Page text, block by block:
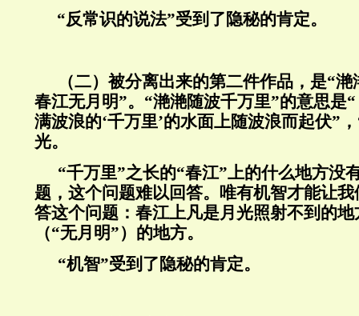
“反常识的说法”受到了隐秘的肯定。
（二）被分离出来的第二件作品，是“
春江无月明”。“滟滟随波千万里”的意思是
满波浪的‘千万里’的水面上随波浪而起伏”
光。
“千万里”之长的“春江”上的什么地方没
题，这个问题难以回答。唯有机智才能让
答这个问题：春江上凡是月光照射不到的
（“无月明”）的地方。
“机智”受到了隐秘的肯定。